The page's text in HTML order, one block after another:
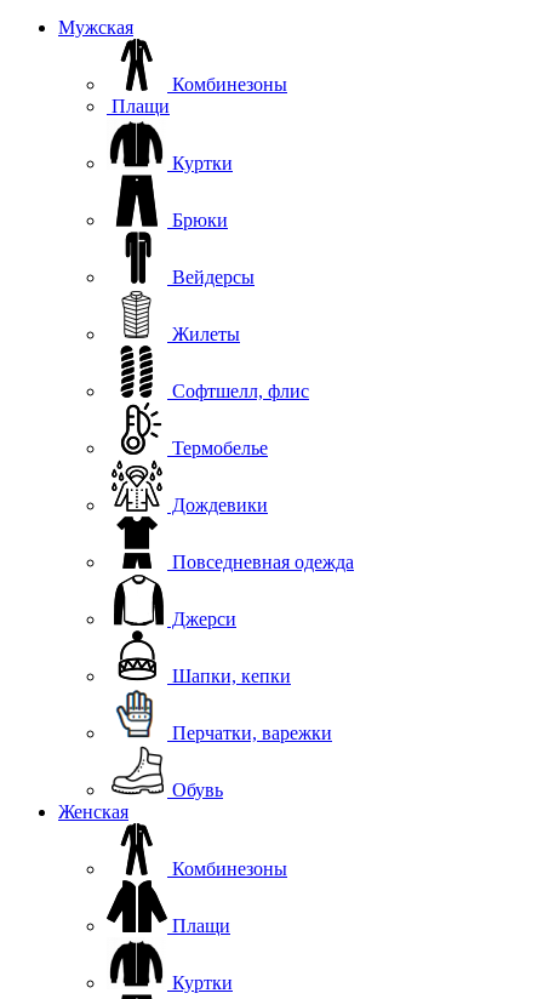
Мужская
Комбинезоны
Плащи
Куртки
Брюки
Вейдерсы
Жилеты
Софтшелл, флис
Термобелье
Дождевики
Повседневная одежда
Джерси
Шапки, кепки
Перчатки, варежки
Обувь
Женская
Комбинезоны
Плащи
Куртки